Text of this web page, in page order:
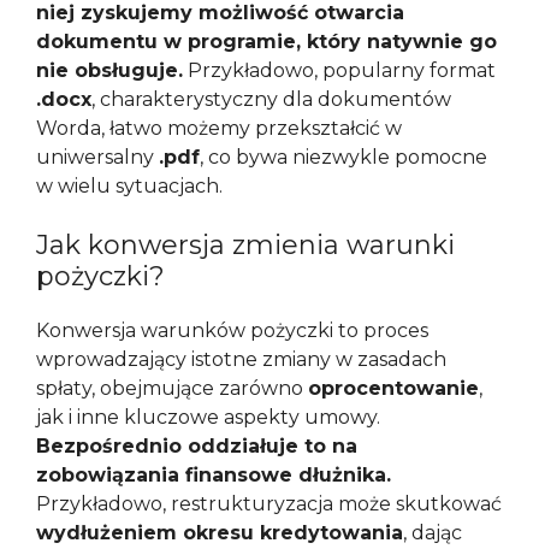
niej zyskujemy możliwość otwarcia
dokumentu w programie, który natywnie go
nie obsługuje. Przykładowo, popularny format
.docx, charakterystyczny dla dokumentów
Worda, łatwo możemy przekształcić w
uniwersalny .pdf, co bywa niezwykle pomocne
w wielu sytuacjach.
Jak konwersja zmienia warunki
pożyczki?
Konwersja warunków pożyczki to proces
wprowadzający istotne zmiany w zasadach
spłaty, obejmujące zarówno oprocentowanie,
jak i inne kluczowe aspekty umowy.
Bezpośrednio oddziałuje to na
zobowiązania finansowe dłużnika.
Przykładowo, restrukturyzacja może skutkować
wydłużeniem okresu kredytowania, dając